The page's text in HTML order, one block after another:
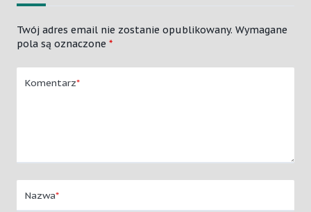
Co
Twój adres email nie zostanie opublikowany. Wymagane
pola są oznaczone *
Komentarz*
Nazwa*